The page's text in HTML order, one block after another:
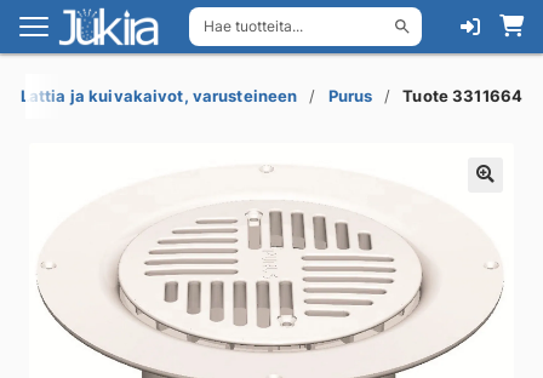
Hae tuotteita...
Siirry
navigointiin
Siirry
sisältöön
Lattia ja kuivakaivot, varusteineen Purus Tuote 3311664